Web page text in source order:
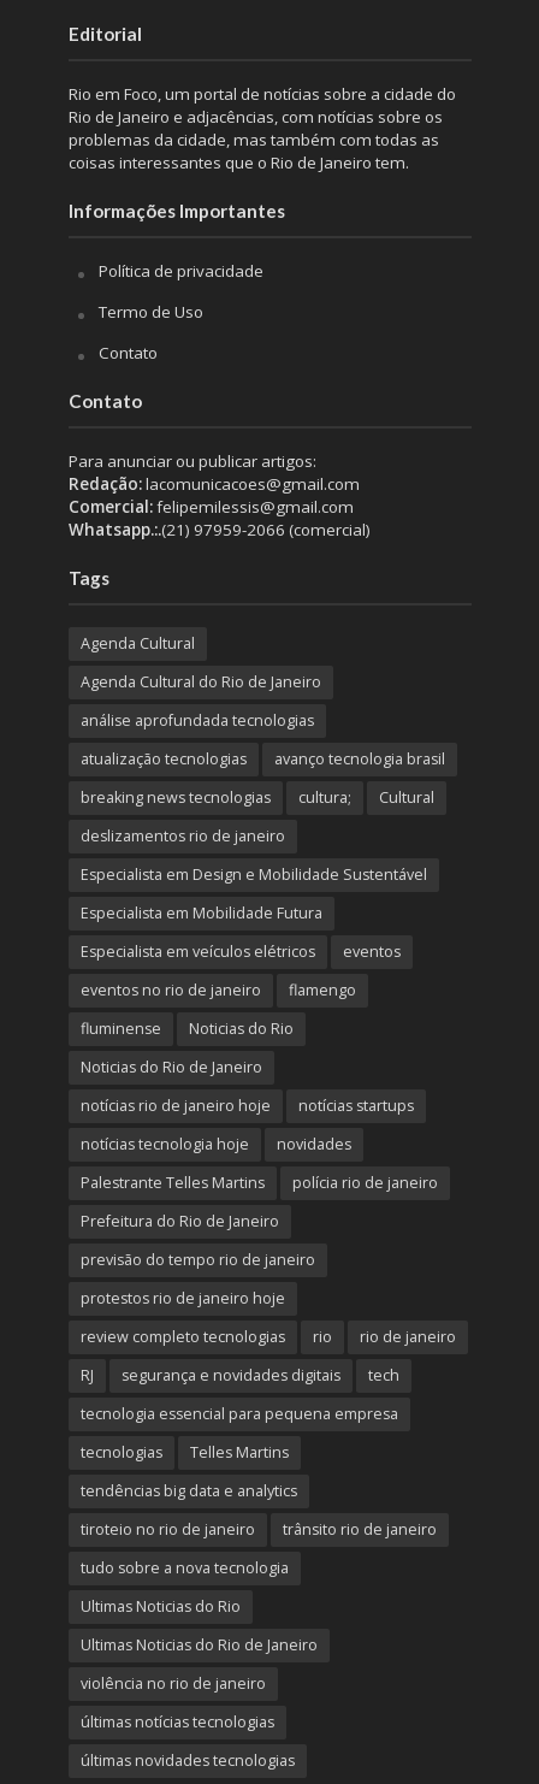
Editorial
Rio em Foco, um portal de notícias sobre a cidade do
Rio de Janeiro e adjacências, com notícias sobre os
problemas da cidade, mas também com todas as
coisas interessantes que o Rio de Janeiro tem.
Informações Importantes
Política de privacidade
Termo de Uso
Contato
Contato
Para anunciar ou publicar artigos:
Redação:lacomunicacoes@gmail.com
Comercial:felipemilessis@gmail.com
Whatsapp.:.(21) 97959-2066 (comercial)
Tags
Agenda Cultural
Agenda Cultural do Rio de Janeiro
análise aprofundada tecnologias
atualização tecnologias
avanço tecnologia brasil
breaking news tecnologias
cultura;
Cultural
deslizamentos rio de janeiro
Especialista em Design e Mobilidade Sustentável
Especialista em Mobilidade Futura
Especialista em veículos elétricos
eventos
eventos no rio de janeiro
flamengo
fluminense
Noticias do Rio
Noticias do Rio de Janeiro
notícias rio de janeiro hoje
notícias startups
notícias tecnologia hoje
novidades
Palestrante Telles Martins
polícia rio de janeiro
Prefeitura do Rio de Janeiro
previsão do tempo rio de janeiro
protestos rio de janeiro hoje
review completo tecnologias
rio
rio de janeiro
RJ
segurança e novidades digitais
tech
tecnologia essencial para pequena empresa
tecnologias
Telles Martins
tendências big data e analytics
tiroteio no rio de janeiro
trânsito rio de janeiro
tudo sobre a nova tecnologia
Ultimas Noticias do Rio
Ultimas Noticias do Rio de Janeiro
violência no rio de janeiro
últimas notícias tecnologias
últimas novidades tecnologias